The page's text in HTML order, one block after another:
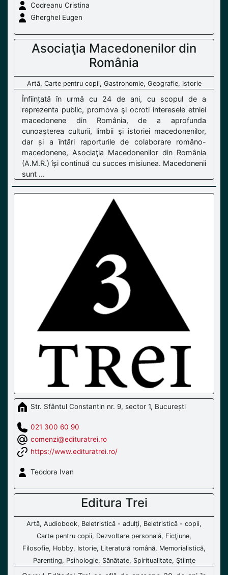
Codreanu Cristina
Gherghel Eugen
Asociaţia Macedonenilor din
România
Artă, Carte pentru copii, Gastronomie, Geografie, Istorie
Înființată în urmă cu 24 de ani, cu scopul de a
reprezenta public, promova şi ocroti interesele etniei
macedonene din România, de a aprofunda
cunoaşterea culturii, limbii şi istoriei macedonenilor,
dar și a întări raporturile de colaborare româno-
macedonene, Asociaţia Macedonenilor din România
(A.M.R.) își continuă cu succes misiunea. Macedonenii
sunt ...
Str. Sfântul Constantin nr. 9, sector 1, București
021 300 60 90
comenzi@edituratrei.ro
https://www.edituratrei.ro/
Teodora Ivan
Editura Trei
Artă, Audiobook, Beletristică - adulţi, Beletristică - copii,
Carte pentru copii, Dezvoltare personală, Ficţiune,
Filosofie, Hobby, Istorie, Literatură română, Memorialistică,
Parenting, Psihologie, Sănătate, Spiritualitate, Ştiinţe